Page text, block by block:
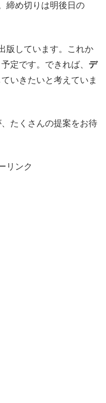
締め切りは明後日の
版しています。これか
定です。できれば、 デ
ていきたいと考えていま
たくさんの提案をお待
リンク